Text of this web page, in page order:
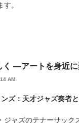
。
く ―アートを身近
AM
ズ：天才ジャズ奏者
ジャズのテナーサック